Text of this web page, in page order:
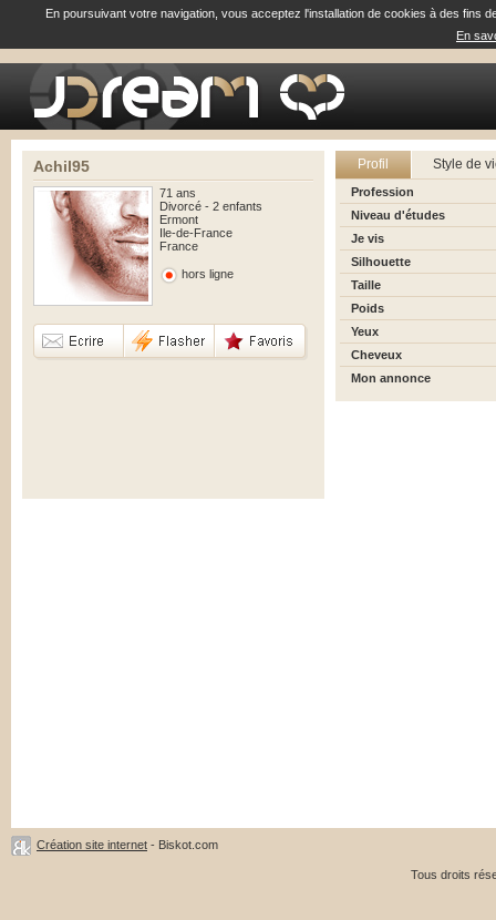
En poursuivant votre navigation, vous acceptez l'installation de cookies à des
En
Achil95
71 ans
Divorcé - 2 enfants
Ermont
Ile-de-France
France
hors ligne
Profil Style de
Profession
Niveau d'études
Je vis
Silhouette
Taille
Poids
Yeux
Cheveux
Mon annonce
Création site internet - Biskot.com
Tous droits